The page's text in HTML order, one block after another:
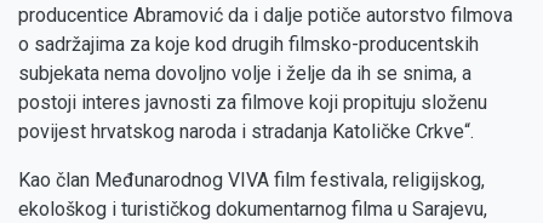
producentice Abramović da i dalje potiče autorstvo filmova
o sadržajima za koje kod drugih filmsko-producentskih
subjekata nema dovoljno volje i želje da ih se snima, a
postoji interes javnosti za filmove koji propituju složenu
povijest hrvatskog naroda i stradanja Katoličke Crkve“.
Kao član Međunarodnog VIVA film festivala, religijskog,
ekološkog i turističkog dokumentarnog filma u Sarajevu,